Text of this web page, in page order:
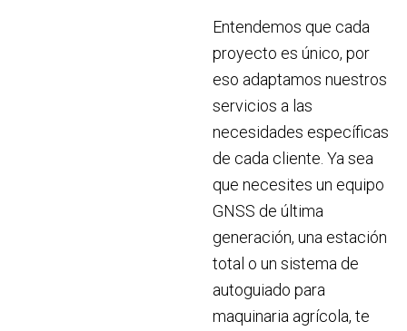
Entendemos que cada
proyecto es único, por
eso adaptamos nuestros
servicios a las
necesidades específicas
de cada cliente. Ya sea
que necesites un equipo
GNSS de última
generación, una estación
total o un sistema de
autoguiado para
maquinaria agrícola, te